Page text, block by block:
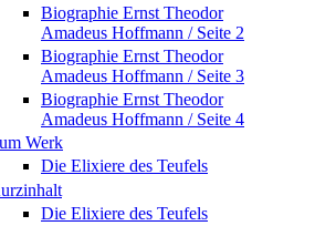
Biographie Ernst Theodor
Amadeus Hoffmann / Seite 2
Biographie Ernst Theodor
Amadeus Hoffmann / Seite 3
Biographie Ernst Theodor
Amadeus Hoffmann / Seite 4
Werk
Die Elixiere des Teufels
Die Elixiere des Teufels